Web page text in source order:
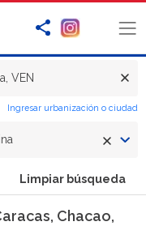
VEN
Ingresar urbanización o ciudad
Limpiar búsqueda
Chacao,